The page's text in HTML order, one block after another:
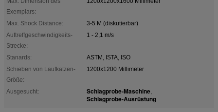
Exemplars:
Max. Shock Distance:
3-5 M (diskutierbar)
Auftreffgeschwindigkeits-
Strecke:
1 - 2,1 m/s
Stanards:
ASTM, ISTA, ISO
Schieben von Laufkatzen-
Größe:
1200x1200 Millimeter
Ausgesucht: Schlagprobe-Maschine,
Schlagprobe-Ausrüstung